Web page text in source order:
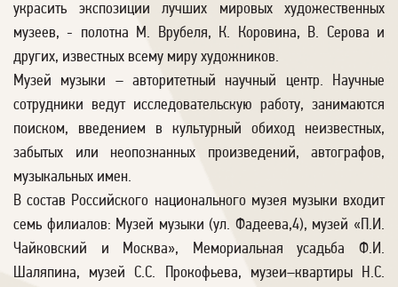
украсить экспозиции лучших мировых художественных
музеев, - полотна М. Врубеля, К. Коровина, В. Серова и
других, известных всему миру художников.
Музей музыки – авторитетный научный центр. Научные
сотрудники ведут исследовательскую работу, занимаются
поиском, введением в культурный обиход неизвестных,
забытых или неопознанных произведений, автографов,
музыкальных имен.
В состав Российского национального музея музыки входит
семь филиалов: Музей музыки (ул. Фадеева,4), музей «П.И.
Чайковский и Москва», Мемориальная усадьба Ф.И.
Шаляпина, музей С.С. Прокофьева, музеи–квартиры Н.С.